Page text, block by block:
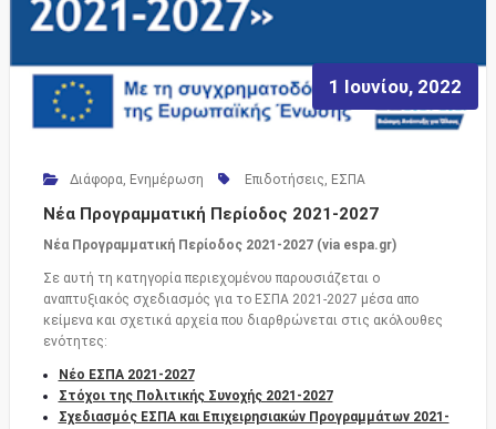
1 Ιουνίου, 2022
Διάφορα Ενημέρωση Επιδοτήσεις ΕΣΠΑ
Νέα Προγραμματική Περίοδος 2021-2027
Νέα Προγραμματική Περίοδος 2021-2027 (via espa.gr)
Σε αυτή τη κατηγορία περιεχομένου παρουσιάζεται ο
αναπτυξιακός σχεδιασμός για το ΕΣΠΑ 2021-2027 μέσα απο
κείμενα και σχετικά αρχεία που διαρθρώνεται στις ακόλουθες
ενότητες:
Νέο ΕΣΠΑ 2021-2027
Στόχοι της Πολιτικής Συνοχής 2021-2027
Σχεδιασμός ΕΣΠΑ και Επιχειρησιακών Προγραμμάτων 2021-